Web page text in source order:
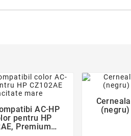
favorite_border
AC-HP
pentru HP
Premium